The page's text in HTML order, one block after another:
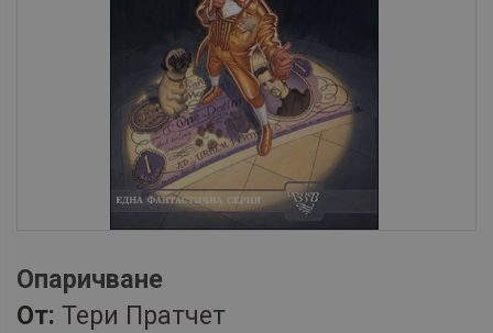
Опаричване
От: Тери Пратчет